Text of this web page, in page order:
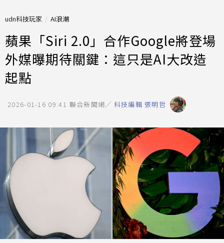
udn科技玩家 AI浪潮
蘋果「Siri 2.0」合作Google將登場
外媒曝期待關鍵：這只是AI大改造
起點
2026-01-16 09:41 聯合新聞網／ 科技編輯 張明哲